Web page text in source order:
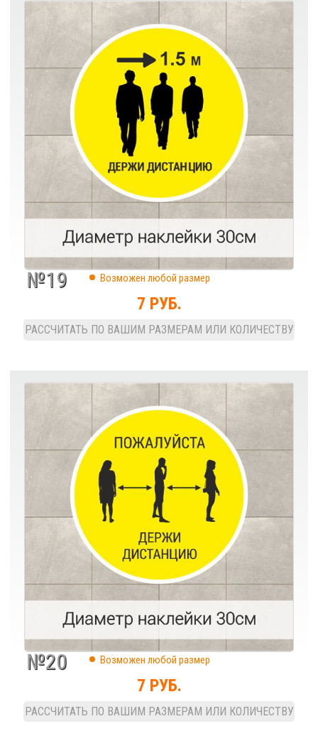
№19 Возможен любой размер
7 РУБ.
РАССЧИТАТЬ ПО ВАШИМ РАЗМЕРАМ ИЛИ КОЛИЧЕСТВУ
№20 Возможен любой размер
7 РУБ.
РАССЧИТАТЬ ПО ВАШИМ РАЗМЕРАМ ИЛИ КОЛИЧЕСТВУ